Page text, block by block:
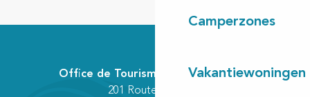
Camperzones
Vakantiewoningen
Office de Tourisme Communautaire
201 Route des Lacs